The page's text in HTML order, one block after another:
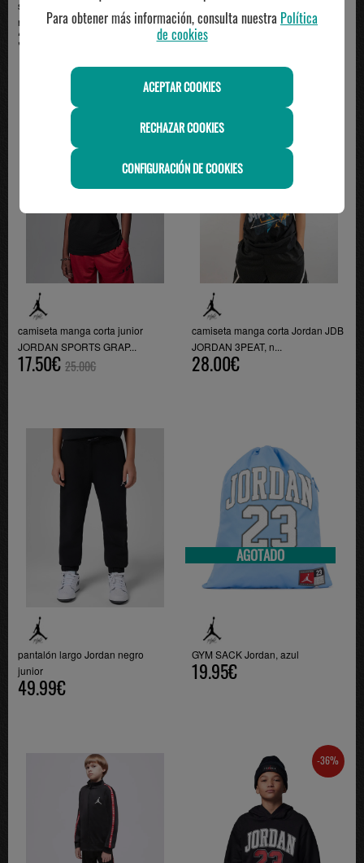
short Jordan Junior Diamond,
negro
39.95€
pantalón largo junior Jordan
BROOKLYN, negro
45.00€
camiseta manga corta junior
JORDAN SPORTS GRAP...
17.50€ 25.00€
camiseta manga corta Jordan JDB
JORDAN 3PEAT, n...
28.00€
pantalón largo Jordan negro
junior
49.99€
AGOTADO
GYM SACK Jordan, azul
19.95€
-36%
Para obtener más información, consulta nuestra Política
de cookies
ACEPTAR COOKIES
RECHAZAR COOKIES
CONFIGURACIÓN DE COOKIES